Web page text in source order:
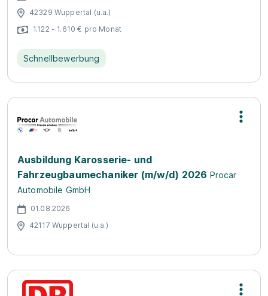
42329 Wuppertal (u.a.)
1.122 - 1.610 € pro Monat
Schnellbewerbung
Ausbildung Karosserie- und
Fahrzeugbaumechaniker (m/w/d) 2026 Procar
Automobile GmbH
01.08.2026
42117 Wuppertal (u.a.)